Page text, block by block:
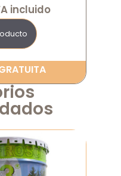
incluido